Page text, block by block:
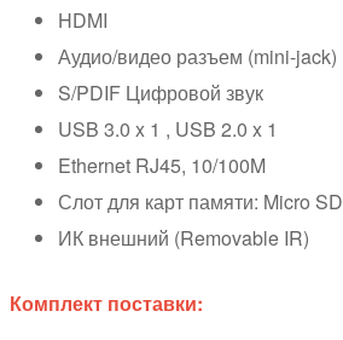
HDMI
Аудио/видео разъем (mini-jack)
S/PDIF Цифровой звук
USB 3.0 x 1 , USB 2.0 x 1
Ethernet RJ45, 10/100M
Слот для карт памяти: Micro SD
ИК внешний (Removable IR)
Комплект поставки: